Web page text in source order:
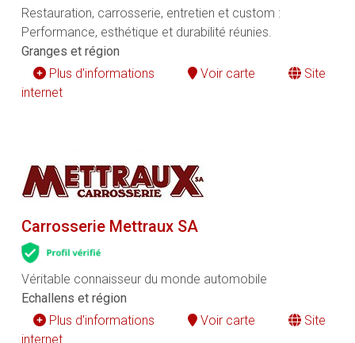
Restauration, carrosserie, entretien et custom :
Performance, esthétique et durabilité réunies.
Granges et région
Plus d'informations
Voir carte
Site
internet
Carrosserie Mettraux SA
Véritable connaisseur du monde automobile
Echallens et région
Plus d'informations
Voir carte
Site
internet